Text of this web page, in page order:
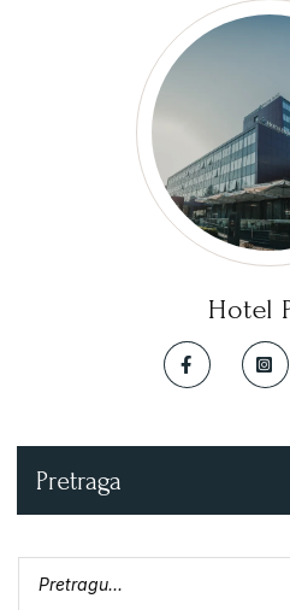
Hotel
Pretraga